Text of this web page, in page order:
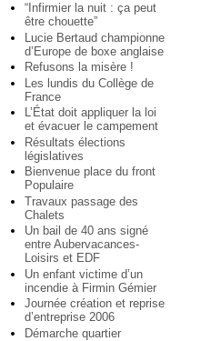
“Infirmier la nuit : ça peut
être chouette”
Lucie Bertaud championne
d’Europe de boxe anglaise
Refusons la misère !
Les lundis du Collège de
France
L’État doit appliquer la loi
et évacuer le campement
Résultats élections
législatives
Bienvenue place du front
Populaire
Travaux passage des
Chalets
Un bail de 40 ans signé
entre Aubervacances-
Loisirs et EDF
Un enfant victime d’un
incendie à Firmin Gémier
Journée création et reprise
d’entreprise 2006
Démarche quartier